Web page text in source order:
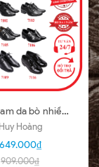
da bò nhiều
đen HD7101-
04-05-06-07-
09-16
Huy Hoàng
649.000₫
909.000₫